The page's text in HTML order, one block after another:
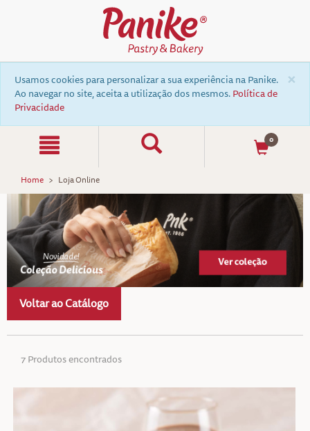
×
Usamos cookies para personalizar a sua experiência na Panike.
Ao navegar no site, aceita a utilização dos mesmos. Política de
Privacidade
0
Home Loja Online
Voltar ao Catálogo
7 Produtos encontrados